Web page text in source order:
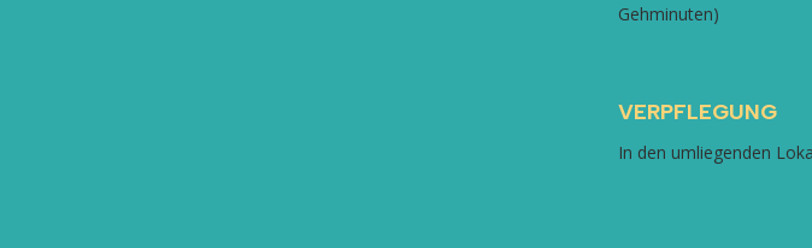
Gehminuten)
VERPFLEGUNG
In den umliegenden